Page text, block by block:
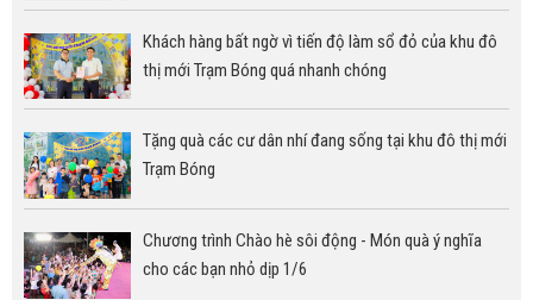
Khách hàng bất ngờ vì tiến độ làm sổ đỏ của khu đô
thị mới Trạm Bóng quá nhanh chóng
Tặng quà các cư dân nhí đang sống tại khu đô thị mới
Trạm Bóng
Chương trình Chào hè sôi động - Món quà ý nghĩa
cho các bạn nhỏ dịp 1/6